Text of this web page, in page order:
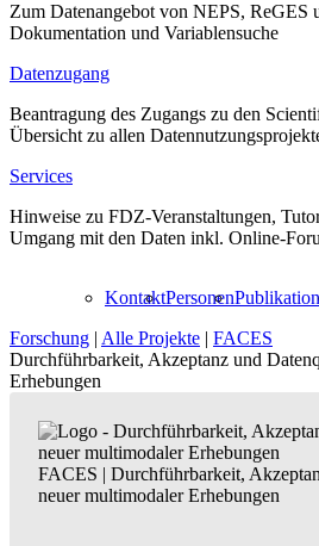
Zum Datenangebot von NEPS, ReGES
Dokumentation und Variablensuche
Datenzugang
Beantragung des Zugangs zu den
Übersicht zu allen
Services
Hinweise zu FDZ-Veranstaltungen,
Umgang mit den Daten inkl. Online-
KontaktPersonen
Forschung | Alle Projekte | FACES
Durchführbarkeit, Akzeptanz und
Erhebungen
FACES | Durchführbarkeit,
neuer multimodaler Erhebungen